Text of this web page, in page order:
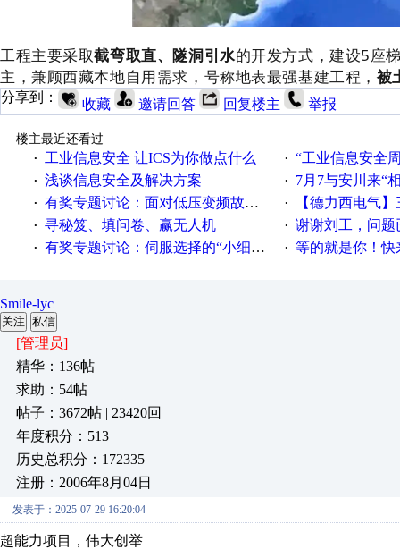
工程主要采取截弯取直、隧洞引水的开发方式，建设5座
主，兼顾西藏本地自用需求，号称地表最强基建工程， 被
分享到： 收藏 邀请回答 回复楼主 举报
楼主最近还看过
·
工业信息安全 让ICS为你做点什么 · “工业信息安全周之我见”
· 浅谈信息安全及解决方案 · 7月7与安川来“
· 有奖专题讨论：面对低压变频故障，老手是这样解决的！ · 【德力西电气】三
· 寻秘笈、填问卷、赢无人机 · 谢谢刘工，问题
· 有奖专题讨论：伺服选择的“小细节大学问”奖励公告 · 等的就是你！快来
Smile-lyc
关注 私信
[管理员]
精华：136帖
求助：54帖
帖子：3672帖 | 23420回
年度积分：513
历史总积分：172335
注册：2006年8月04日
发表于：2025-07-29 16:20:04
超能力项目，伟大创举